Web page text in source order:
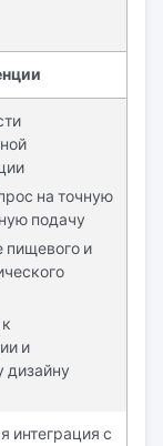
на точную
подачу
пищевого и
и
дизайну
интеграция с